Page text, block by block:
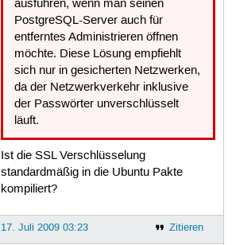
ausführen, wenn man seinen
PostgreSQL-Server auch für
entferntes Administrieren öffnen
möchte. Diese Lösung empfiehlt
sich nur in gesicherten Netzwerken,
da der Netzwerkverkehr inklusive
der Passwörter unverschlüsselt
läuft.
Ist die SSL Verschlüsselung
standardmäßig in die Ubuntu Pakte
kompiliert?
Zitieren
17. Juli 2009 03:23